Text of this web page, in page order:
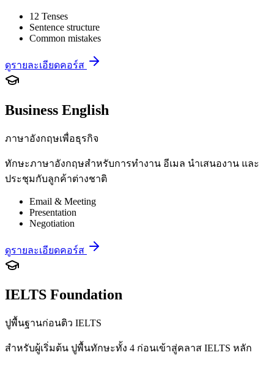
12 Tenses
Sentence structure
Common mistakes
ดูรายละเอียดคอร์ส
Business English
ภาษาอังกฤษเพื่อธุรกิจ
ทักษะภาษาอังกฤษสำหรับการทำงาน อีเมล นำเสนองาน และ
ประชุมกับลูกค้าต่างชาติ
Email & Meeting
Presentation
Negotiation
ดูรายละเอียดคอร์ส
IELTS Foundation
ปูพื้นฐานก่อนติว IELTS
สำหรับผู้เริ่มต้น ปูพื้นทักษะทั้ง 4 ก่อนเข้าสู่คลาส IELTS หลัก